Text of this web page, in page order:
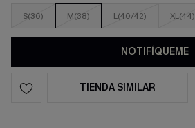
S(36) M(38) L(40/42) XL(44)
NOTIFÍQUEME
TIENDA SIMILAR